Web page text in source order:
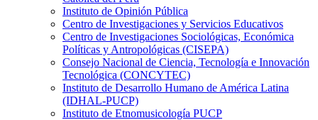
Instituto de Opinión Pública
Centro de Investigaciones y Servicios Educativos
Centro de Investigaciones Sociológicas, Económica
Políticas y Antropológicas (CISEPA)
Consejo Nacional de Ciencia, Tecnología e Innovación
Tecnológica (CONCYTEC)
Instituto de Desarrollo Humano de América Latina
(IDHAL-PUCP)
Instituto de Etnomusicología PUCP